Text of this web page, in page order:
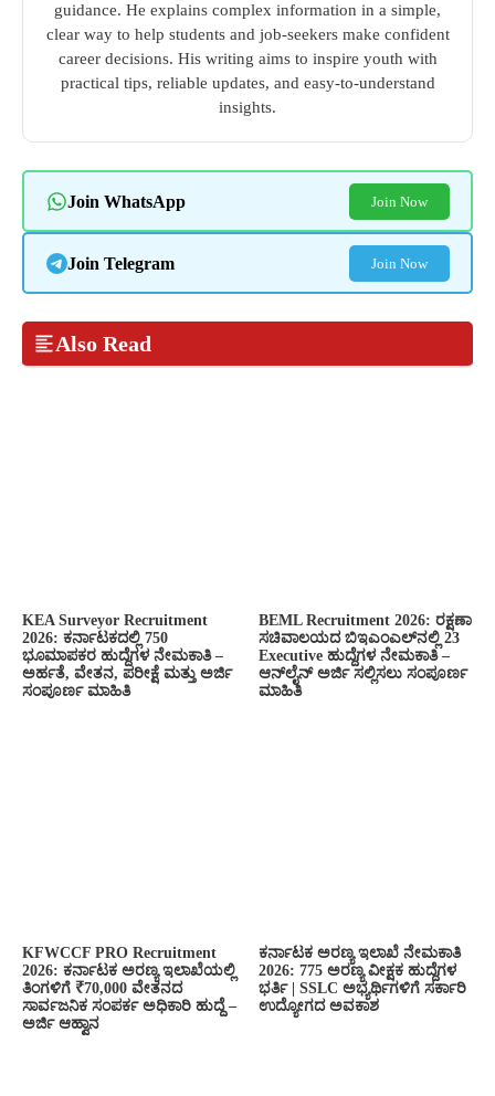
guidance. He explains complex information in a simple,
clear way to help students and job-seekers make confident
career decisions. His writing aims to inspire youth with
practical tips, reliable updates, and easy-to-understand
insights.
Join WhatsApp Join Now
Join Telegram Join Now
Also Read
KEA Surveyor Recruitment
2026: ಕರ್ನಾಟಕದಲ್ಲಿ 750
ಭೂಮಾಪಕರ ಹುದ್ದೆಗಳ ನೇಮಕಾತಿ –
ಅರ್ಹತೆ, ವೇತನ, ಪರೀಕ್ಷೆ ಮತ್ತು ಅರ್ಜಿ
ಸಂಪೂರ್ಣ ಮಾಹಿತಿ
BEML Recruitment 2026: ರಕ್ಷಣಾ
ಸಚಿವಾಲಯದ ಬಿಇಎಂಎಲ್‌ನಲ್ಲಿ 23
Executive ಹುದ್ದೆಗಳ ನೇಮಕಾತಿ –
ಆನ್‌ಲೈನ್ ಅರ್ಜಿ ಸಲ್ಲಿಸಲು ಸಂಪೂರ್ಣ
ಮಾಹಿತಿ
KFWCCF PRO Recruitment
2026: ಕರ್ನಾಟಕ ಅರಣ್ಯ ಇಲಾಖೆಯಲ್ಲಿ
ತಿಂಗಳಿಗೆ ₹70,000 ವೇತನದ
ಸಾರ್ವಜನಿಕ ಸಂಪರ್ಕ ಅಧಿಕಾರಿ ಹುದ್ದೆ –
ಅರ್ಜಿ ಆಹ್ವಾನ
ಕರ್ನಾಟಕ ಅರಣ್ಯ ಇಲಾಖೆ ನೇಮಕಾತಿ
2026: 775 ಅರಣ್ಯ ವೀಕ್ಷಕ ಹುದ್ದೆಗಳ
ಭರ್ತಿ | SSLC ಅಭ್ಯರ್ಥಿಗಳಿಗೆ ಸರ್ಕಾರಿ
ಉದ್ಯೋಗದ ಅವಕಾಶ